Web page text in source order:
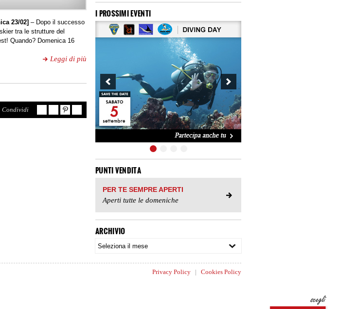
23/02] – Dopo il successo
tra le strutture del
Quando? Domenica 16
Leggi di più
Condividi
I PROSSIMI EVENTI
PUNTI VENDITA
PER TE SEMPRE APERTI
Aperti tutte le domeniche
ARCHIVIO
Privacy Policy | Cookies Policy